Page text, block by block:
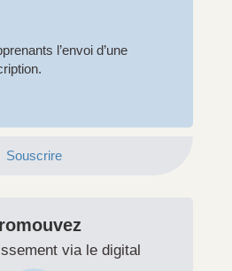
l’envoi d’une
Souscrire
via le digital